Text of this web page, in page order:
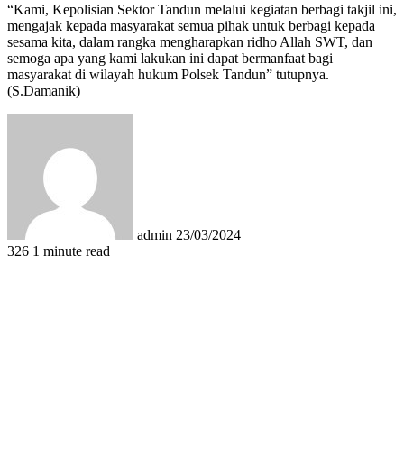
“Kami, Kepolisian Sektor Tandun melalui kegiatan berbagi takjil ini,
mengajak kepada masyarakat semua pihak untuk berbagi kepada
sesama kita, dalam rangka mengharapkan ridho Allah SWT, dan
semoga apa yang kami lakukan ini dapat bermanfaat bagi
masyarakat di wilayah hukum Polsek Tandun” tutupnya.
(S.Damanik)
admin 23/03/2024
326 1 minute read